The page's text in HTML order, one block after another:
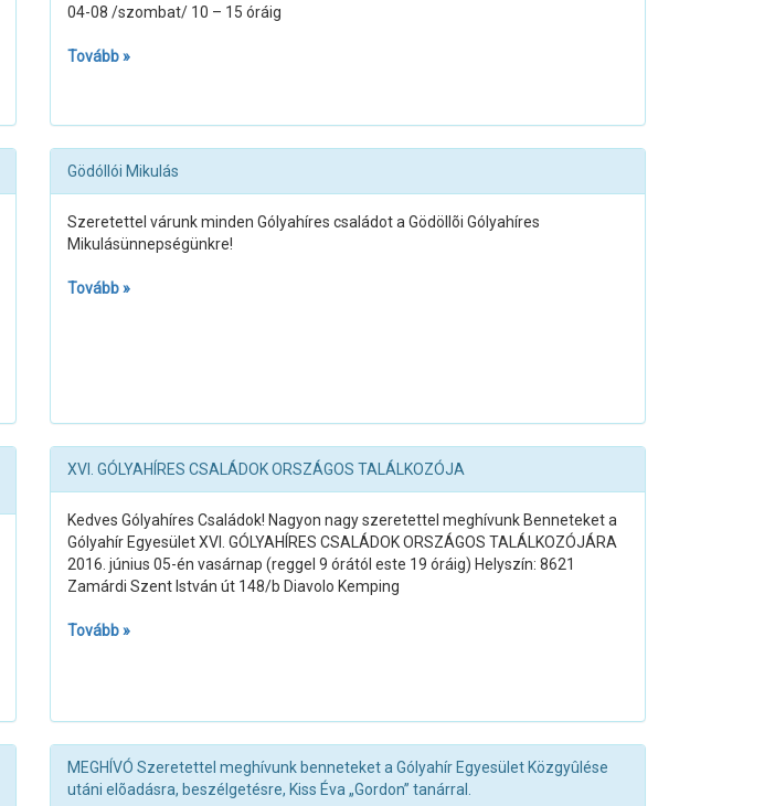
04-08 /szombat/ 10 – 15 óráig
Tovább »
Gödóllói Mikulás
Szeretettel várunk minden Gólyahíres családot a Gödöllõi Gólyahíres
Mikulásünnepségünkre!
Tovább »
XVI. GÓLYAHÍRES CSALÁDOK ORSZÁGOS TALÁLKOZÓJA
Kedves Gólyahíres Családok! Nagyon nagy szeretettel meghívunk Benneteket a
Gólyahír Egyesület XVI. GÓLYAHÍRES CSALÁDOK ORSZÁGOS TALÁLKOZÓJÁRA
2016. június 05-én vasárnap (reggel 9 órától este 19 óráig) Helyszín: 8621
Zamárdi Szent István út 148/b Diavolo Kemping
Tovább »
MEGHÍVÓ Szeretettel meghívunk benneteket a Gólyahír Egyesület Közgyûlése
utáni elõadásra, beszélgetésre, Kiss Éva „Gordon” tanárral.